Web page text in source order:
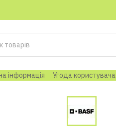
інформація Угода користувача